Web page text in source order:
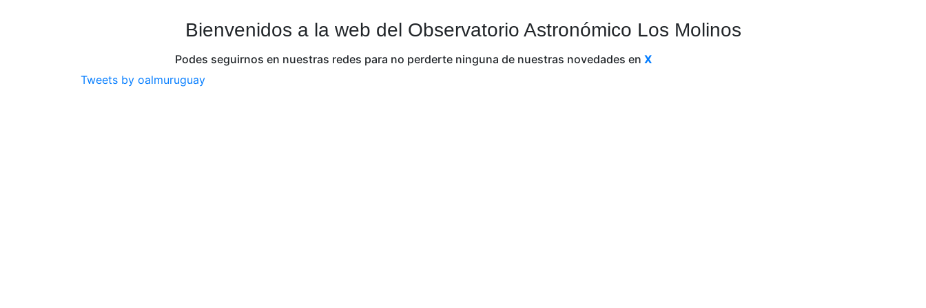
Bienvenidos a la web del Observatorio Astronómico Los Molinos
Podes seguirnos en nuestras redes para no perderte ninguna de nuestras novedades en X
Tweets by oalmuruguay